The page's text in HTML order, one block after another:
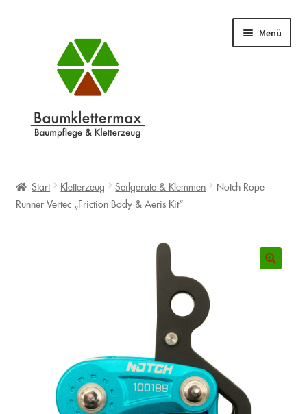
Navigation Menü
Warenkorb
öffnen
Start Kletterzeug Seilgeräte & Klemmen Notch Rope
Runner Vertec „Friction Body & Aeris Kit“